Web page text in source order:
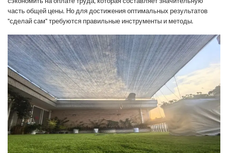
часть общей цены. Но для достижения оптимальных результатов
"сделай сам" требуются правильные инструменты и методы.